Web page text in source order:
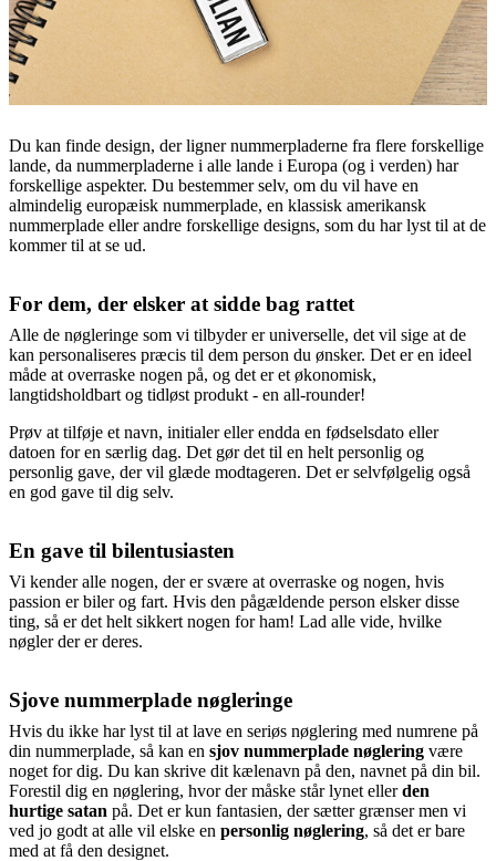
Du kan finde design, der ligner nummerpladerne fra flere forskellige
lande, da nummerpladerne i alle lande i Europa (og i verden) har
forskellige aspekter. Du bestemmer selv, om du vil have en
almindelig europæisk nummerplade, en klassisk amerikansk
nummerplade eller andre forskellige designs, som du har lyst til at de
kommer til at se ud.
For dem, der elsker at sidde bag rattet
Alle de nøgleringe som vi tilbyder er universelle, det vil sige at de
kan personaliseres præcis til dem person du ønsker. Det er en ideel
måde at overraske nogen på, og det er et økonomisk,
langtidsholdbart og tidløst produkt - en all-rounder!
Prøv at tilføje et navn, initialer eller endda en fødselsdato eller
datoen for en særlig dag. Det gør det til en helt personlig og
personlig gave, der vil glæde modtageren. Det er selvfølgelig også
en god gave til dig selv.
En gave til bilentusiasten
Vi kender alle nogen, der er svære at overraske og nogen, hvis
passion er biler og fart. Hvis den pågældende person elsker disse
ting, så er det helt sikkert nogen for ham! Lad alle vide, hvilke
nøgler der er deres.
Sjove nummerplade nøgleringe
Hvis du ikke har lyst til at lave en seriøs nøglering med numrene på
din nummerplade, så kan en sjov nummerplade nøglering være
noget for dig. Du kan skrive dit kælenavn på den, navnet på din bil.
Forestil dig en nøglering, hvor der måske står lynet ellerden
hurtige satan på. Det er kun fantasien, der sætter grænser men vi
ved jo godt at alle vil elske en personlig nøglering, så det er bare
med at få den designet.